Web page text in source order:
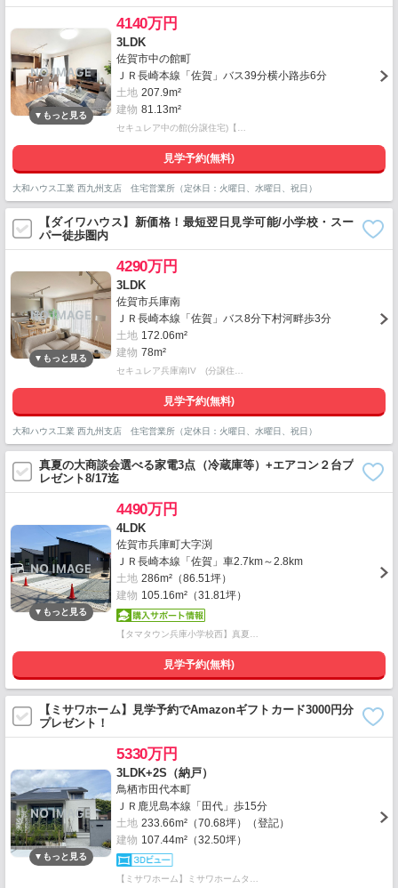
4140万円
3LDK
佐賀市中の館町
ＪＲ長崎本線「佐賀」バス39分横小路歩6分
土地 207.9m²
建物 81.13m²
セキュレア中の館(分譲住宅)【…
見学予約(無料)
大和ハウス工業 西九州支店 住宅営業所（定休日：火曜日、水曜日、祝日）
【ダイワハウス】新価格！最短翌日見学可能/小学校・スー
パー徒歩圏内
4290万円
3LDK
佐賀市兵庫南
ＪＲ長崎本線「佐賀」バス8分下村河畔歩3分
土地 172.06m²
建物 78m²
セキュレア兵庫南IV (分譲住…
見学予約(無料)
大和ハウス工業 西九州支店 住宅営業所（定休日：火曜日、水曜日、祝日）
真夏の大商談会選べる家電3点（冷蔵庫等）+エアコン２台プ
レゼント8/17迄
4490万円
4LDK
佐賀市兵庫町大字渕
ＪＲ長崎本線「佐賀」車2.7km～2.8km
土地 286m²（86.51坪）
建物 105.16m²（31.81坪）
【タマタウン兵庫小学校西】真夏…
見学予約(無料)
【ミサワホーム】見学予約でAmazonギフトカード3000円分
プレゼント！
5330万円
3LDK+2S（納戸）
鳥栖市田代本町
ＪＲ鹿児島本線「田代」歩15分
土地 233.66m²（70.68坪）（登記）
建物 107.44m²（32.50坪）
【ミサワホーム】ミサワホームタ…